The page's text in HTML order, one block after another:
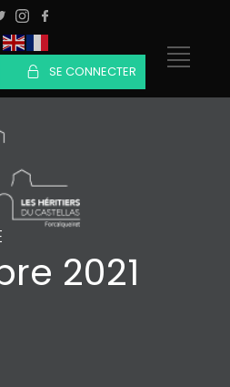
SE CONNECTER
2021